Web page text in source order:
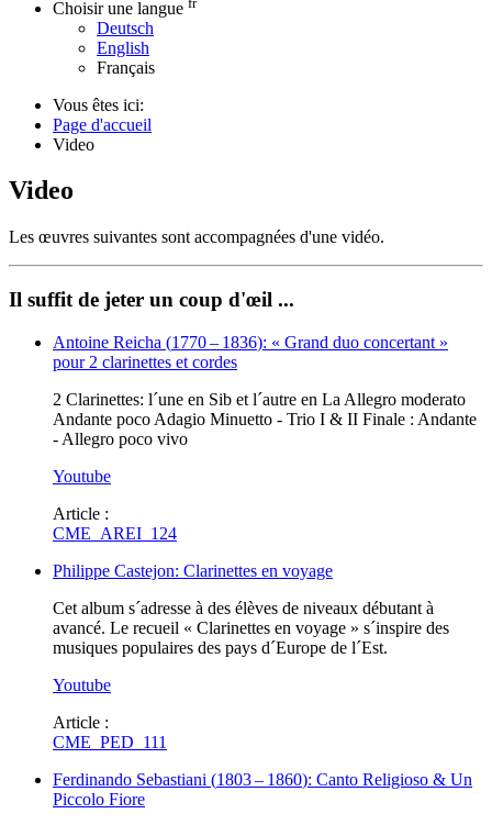
Choisir une langue
Deutsch
English
Français
Vous êtes ici:
Page d'accueil
Video
Video
Les œuvres suivantes sont accompagnées d'une vidéo.
Il suffit de jeter un coup d'œil ...
Antoine Reicha (1770– 1836): « Grand duo concertant »
pour 2 clarinettes et cordes
2 Clarinettes: l´une en Sib et l´autre en La Allegro moderato
Andante poco Adagio Minuetto - Trio I & II Finale : Andante
- Allegro poco vivo
Youtube
Article :
CME_AREI_124
Philippe Castejon: Clarinettes en voyage
Cet album s´adresse à des élèves de niveaux débutant à
avancé. Le recueil « Clarinettes en voyage » s´inspire des
musiques populaires des pays d´Europe de l´Est.
Youtube
Article :
CME_PED_111
Ferdinando Sebastiani (1803– 1860): Canto Religioso & Un
Piccolo Fiore